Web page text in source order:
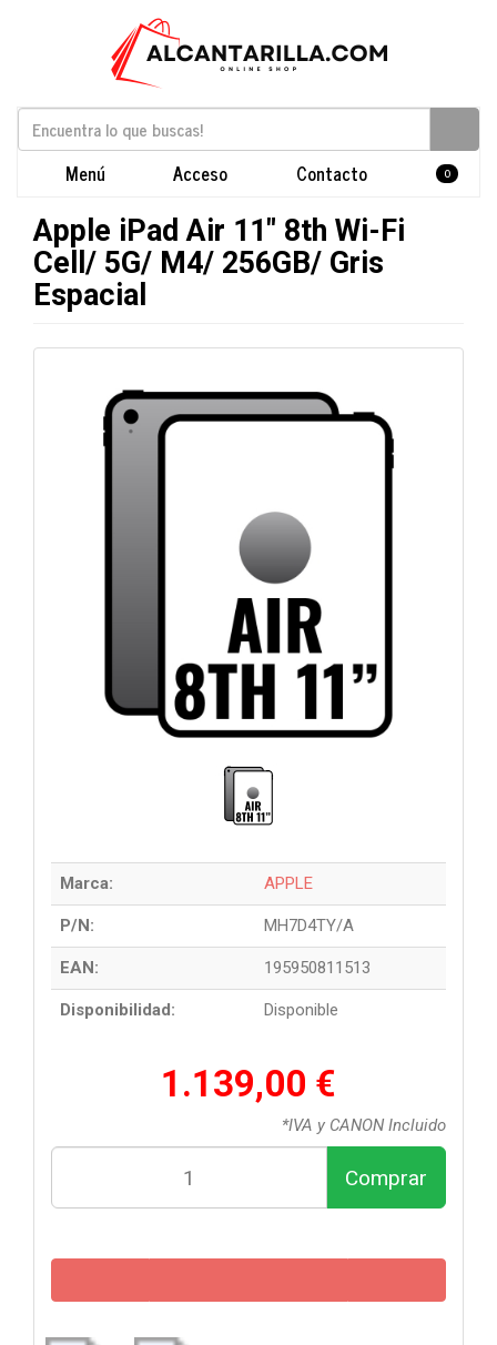
Menú Acceso Contacto 0
Apple iPad Air 11" 8th Wi-Fi
Cell/ 5G/ M4/ 256GB/ Gris
Espacial
Marca: APPLE
P/N: MH7D4TY/A
EAN: 195950811513
Disponibilidad: Disponible
1.139,00 €
*IVA y CANON Incluido
Comprar